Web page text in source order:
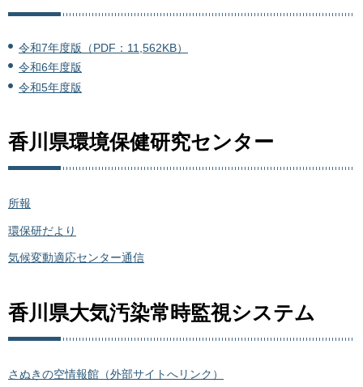
令和7年度版（PDF：11,562KB）
令和6年度版
令和5年度版
香川県環境保健研究センター
所報
環保研だより
気候変動適応センター通信
香川県大気汚染常時監視システム
さぬきの空情報館（外部サイトへリンク）